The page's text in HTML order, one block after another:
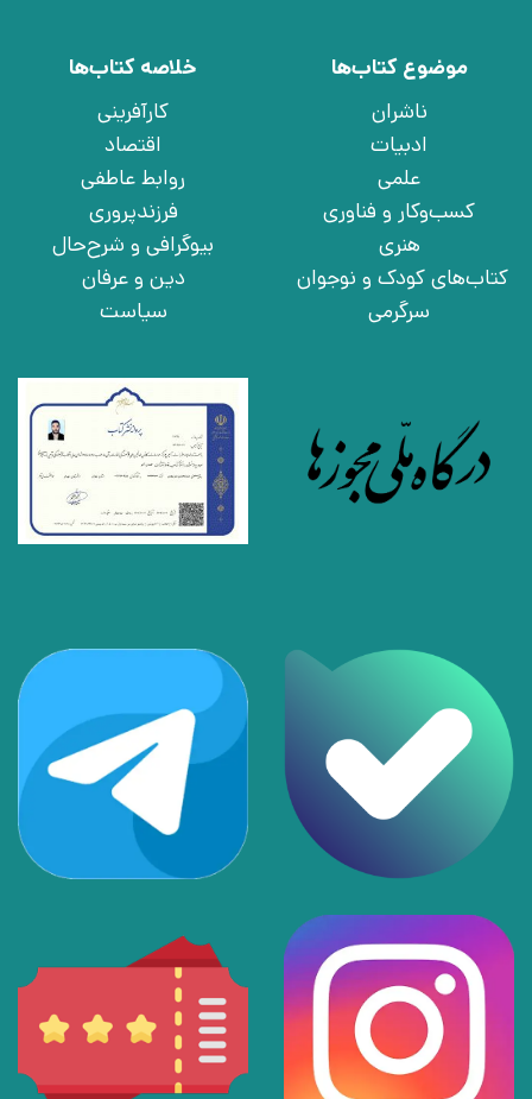
موضوع کتاب‌ها
ناشران
ادبیات
علمی
کسب‌وکار و فناوری
هنری
کتاب‌های کودک و نوجوان
سرگرمی
خلاصه کتاب‌ها
کارآفرینی
اقتصاد
روابط عاطفی
فرزندپروری
بیوگرافی و شرح‌حال
دین و عرفان
سیاست